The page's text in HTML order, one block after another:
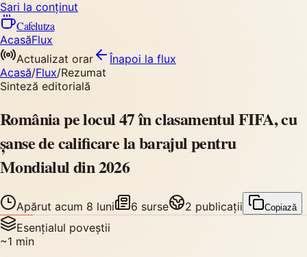
Sari la conținut
Cafelutza
AcasăFlux
Actualizat orar
Înapoi la flux
Acasă/Flux/Rezumat
Sinteză editorială
România pe locul 47 în clasamentul FIFA, cu
șanse de calificare la barajul pentru
Mondialul din 2026
Apărut acum 8 luni 6 surse 2 publicații Copiază
Esențialul poveștii
~1 min